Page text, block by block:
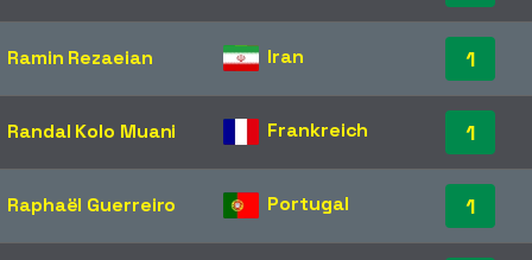
Ramin Rezaeian Iran 1
Randal Kolo Muani Frankreich 1
Raphaël Guerreiro Portugal 1